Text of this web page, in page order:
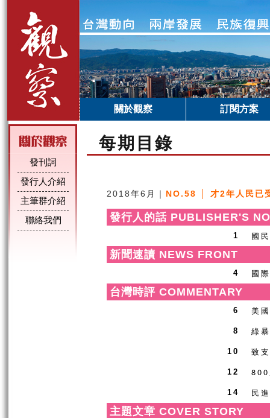
關於觀察 訂閱方案
發刊詞
發行人介紹
主筆群介紹
聯絡我們
每期目錄
2018年6月｜ NO.58 │ 才2年人民已
發行人的話 PUBLISHER'S
1 國
新聞速讀 NEWS FRONT
4 國
台灣時評 COMMENTARY
6 美
8 綠
10 致
12 800
14 民
主題文章 COVER STORY